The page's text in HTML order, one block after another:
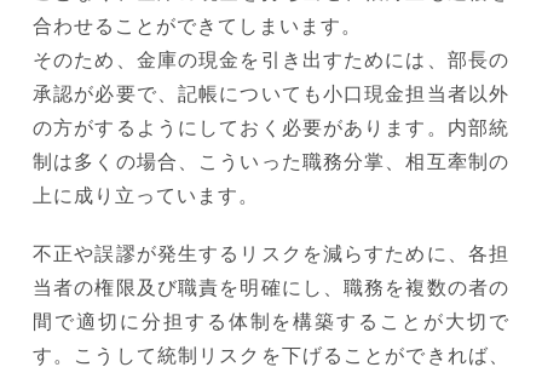
合わせることができてしまいます。
そのため、金庫の現金を引き出すためには、部長の
承認が必要で、記帳についても小口現金担当者以外
の方がするようにしておく必要があります。内部統
制は多くの場合、こういった職務分掌、相互牽制の
上に成り立っています。
不正や誤謬が発生するリスクを減らすために、各担
当者の権限及び職責を明確にし、職務を複数の者の
間で適切に分担する体制を構築することが大切で
す。こうして統制リスクを下げることができれば、